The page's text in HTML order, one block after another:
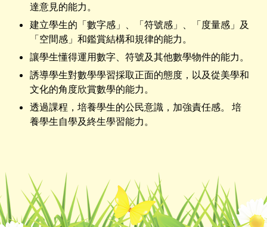
達意見的能力。
建立學生的「數字感」、「符號感」、「度量感」及
「空間感」和鑑賞結構和規律的能力。
讓學生懂得運用數字、符號及其他數學物件的能力。
誘導學生對數學學習採取正面的態度，以及從美學和
文化的角度欣賞數學的能力。
透過課程，培養學生的公民意識，加強責任感。 培
養學生自學及終生學習能力。